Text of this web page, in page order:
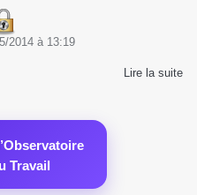
2014 à 13:19
Lire la suite
Travail